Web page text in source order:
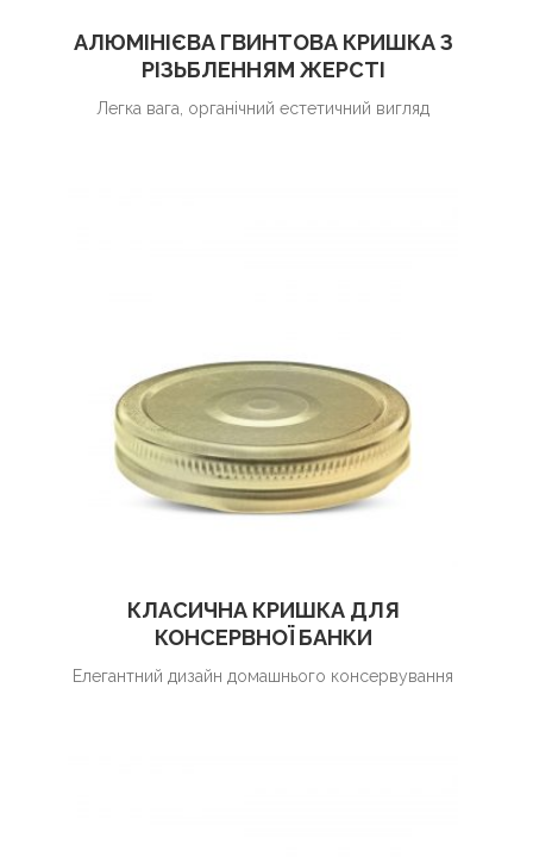
АЛЮМІНІЄВА ГВИНТОВА КРИШКА З
РІЗЬБЛЕННЯМ ЖЕРСТІ
Легка вага, органічний естетичний вигляд
КЛАСИЧНА КРИШКА ДЛЯ
КОНСЕРВНОЇ БАНКИ
Елегантний дизайн домашнього консервування